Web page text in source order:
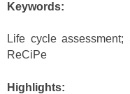
Keywords:
Life cycle assessment;
ReCiPe
Highlights: